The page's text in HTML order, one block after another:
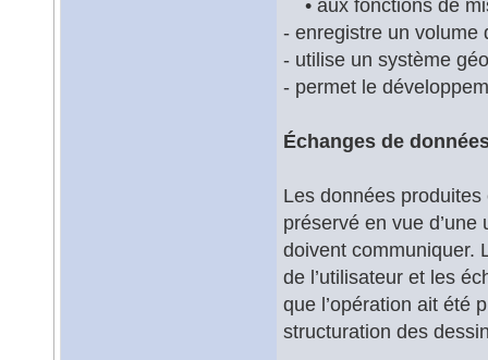
• aux fonctions de
- enregistre un volume
- utilise un système
- permet le
Échanges de
Les données
préservé en vue
doivent communiquer.
de l’utilisateur et les
que l’opération ait été
structuration des